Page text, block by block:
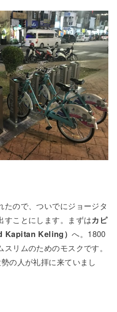
ので、ついでにジョージタ
すことにします。まずはカピ
Kapitan Keling）へ。1800
リムのためのモスクです。
の人が礼拝に来ていまし